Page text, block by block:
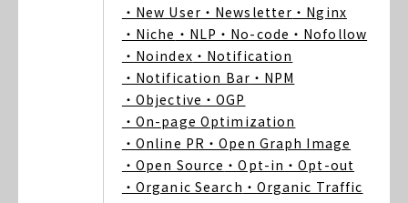
・New User ・Newsletter ・Nginx
・Niche ・NLP ・No-code ・Nofollow
・Noindex ・Notification
・Notification Bar ・NPM
・Objective ・OGP
・On-page Optimization
・Online PR ・Open Graph Image
・Open Source ・Opt-in ・Opt-out
・Organic Search ・Organic Traffic